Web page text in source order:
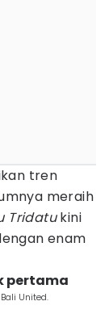
tren
meraih
Tridatukini
enam
pertama
United.